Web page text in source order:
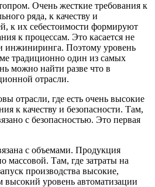
Очень жесткие требования к
ряда, к качеству и
к их себестоимости формируют
к процессам. Это касается не
инжиниринга. Поэтому уровень
традиционно один из самых
можно найти разве что в
отрасли.
отрасли, где есть очень высокие
к качеству и безопасности. Там,
с безопасностью. Это первая
с объемами. Продукция
массовой. Там, где затраты на
производства высокие,
уровень автоматизации